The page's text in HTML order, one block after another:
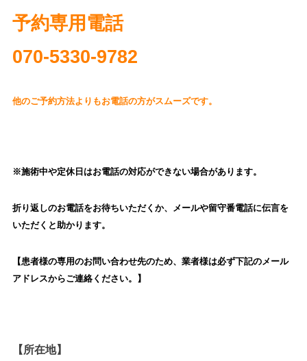
予約専用電話
070‐5330-9782
他のご予約方法よりもお電話の方がスムーズです。
※施術中や定休日はお電話の対応ができない場合があります。
折り返しのお電話をお待ちいただくか、
メールや留守番電話に伝言を
いただくと助かります。
【患者様の専用のお問い合わせ先のため、業者様は必ず下記のメール
アドレスからご連絡ください。】
【所在地】